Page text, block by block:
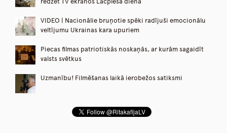
VIDEO | Nacionālie bruņotie spēki radījuši emocionālu
veltījumu Ukrainas kara upuriem
Piecas filmas patriotiskās noskaņās, ar kurām sagaidīt
valsts svētkus
Uzmanību! Filmēšanas laikā ierobežos satiksmi